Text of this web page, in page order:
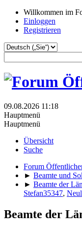
Willkommen im
Einloggen
Registrieren
09.08.2026 11:18
Hauptmenü
Hauptmenü
Übersicht
Suche
Forum
► Beamte und
► Beamte der
Stefan35347,
Beamte der